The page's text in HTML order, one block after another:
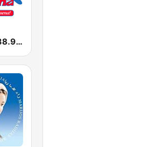
Que Buena 88.9 FM